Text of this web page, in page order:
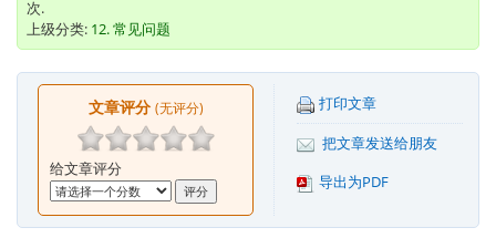
次.
上级分类: 12. 常见问题
文章评分 (无评分)
给文章评分
打印文章
把文章发送给朋友
导出为PDF